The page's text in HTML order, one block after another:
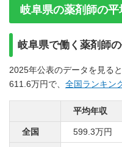
岐阜県の薬剤師の
岐阜県で働く薬剤師
2025年公表のデータを見る
611.6万円で、 全国ランキン
平均年収
全国 599.3万円